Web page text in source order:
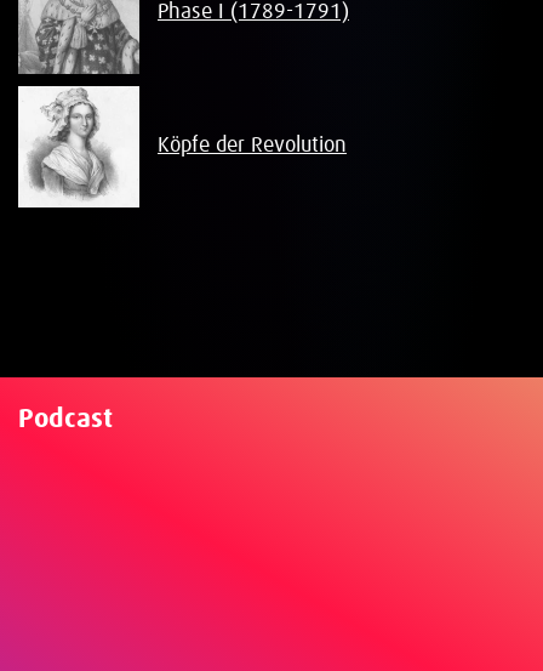
Phase I (1789-1791)
Köpfe der Revolution
Podcast